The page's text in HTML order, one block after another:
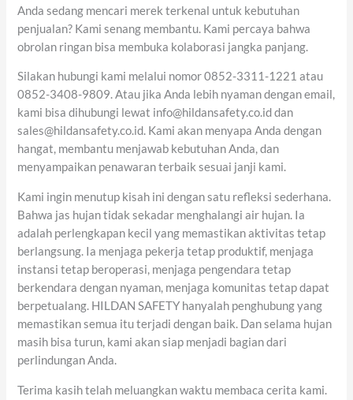
Anda sedang mencari merek terkenal untuk kebutuhan
penjualan? Kami senang membantu. Kami percaya bahwa
obrolan ringan bisa membuka kolaborasi jangka panjang.
Silakan hubungi kami melalui nomor 0852-3311-1221 atau
0852-3408-9809. Atau jika Anda lebih nyaman dengan email,
kami bisa dihubungi lewat info@hildansafety.co.id dan
sales@hildansafety.co.id. Kami akan menyapa Anda dengan
hangat, membantu menjawab kebutuhan Anda, dan
menyampaikan penawaran terbaik sesuai janji kami.
Kami ingin menutup kisah ini dengan satu refleksi sederhana.
Bahwa jas hujan tidak sekadar menghalangi air hujan. Ia
adalah perlengkapan kecil yang memastikan aktivitas tetap
berlangsung. Ia menjaga pekerja tetap produktif, menjaga
instansi tetap beroperasi, menjaga pengendara tetap
berkendara dengan nyaman, menjaga komunitas tetap dapat
berpetualang. HILDAN SAFETY hanyalah penghubung yang
memastikan semua itu terjadi dengan baik. Dan selama hujan
masih bisa turun, kami akan siap menjadi bagian dari
perlindungan Anda.
Terima kasih telah meluangkan waktu membaca cerita kami.